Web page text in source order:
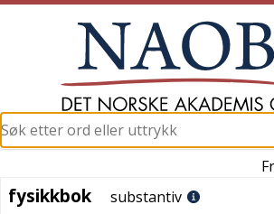
fysikkbok
fysikkbok substantiv